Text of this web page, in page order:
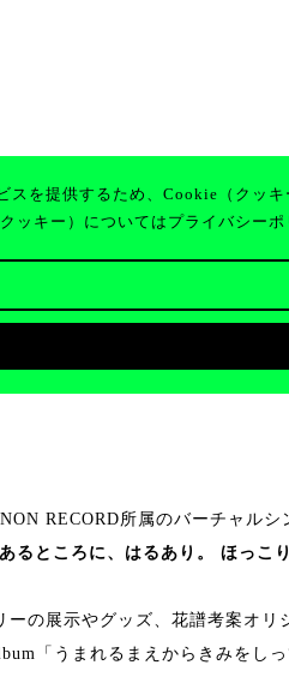
スを提供するため、Cookie（クッ
ッキー）についてはプライバシーポ
譜の“花”満開企画「花
RECORD所属のバーチャルシ
るところに、はるあり。 ほっこ
の展示やグッズ、花譜考案オリ
「うまれるまえからきみをし